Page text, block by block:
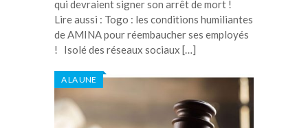
qui devraient signer son arrêt de mort !
Lire aussi : Togo : les conditions humiliantes
de AMINA pour réembaucher ses employés
! Isolé des réseaux sociaux […]
A LA UNE